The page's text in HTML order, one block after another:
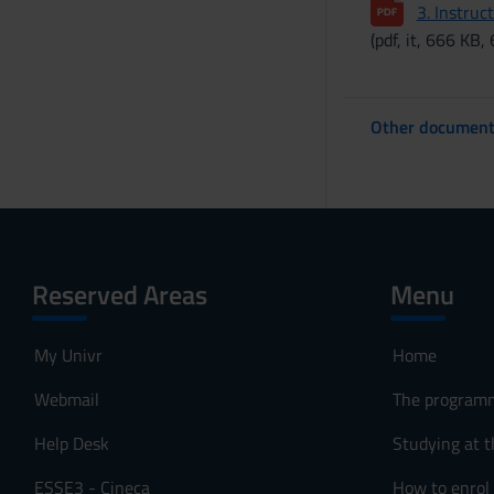
3.
(pdf, it, 666
Other
Reserved Areas
My Univr
Webmail
Help Desk
ESSE3 - Cineca
Menu
Home
The
Studying at
How to enrol